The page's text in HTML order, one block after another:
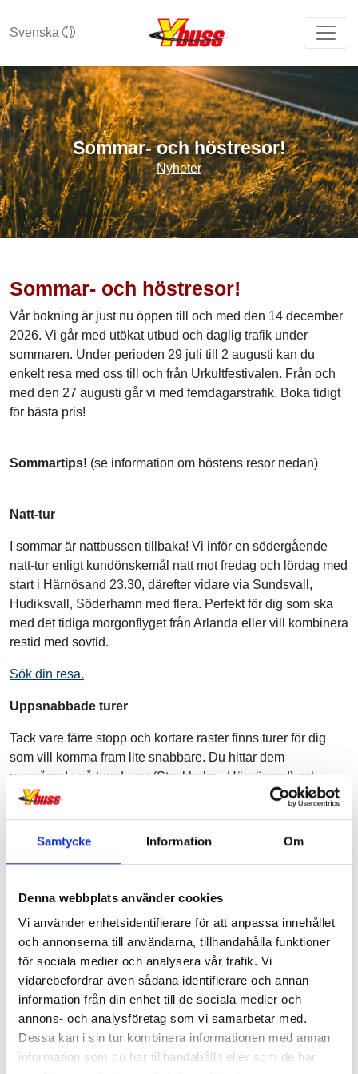
Samtycke Information Om
Denna webbplats använder cookies
Vi använder enhetsidentifierare för att anpassa innehållet
och annonserna till användarna, tillhandahålla funktioner
för sociala medier och analysera vår trafik. Vi
vidarebefordrar även sådana identifierare och annan
information från din enhet till de sociala medier och
annons- och analysföretag som vi samarbetar med.
Dessa kan i sin tur kombinera informationen med annan
information som du har tillhandahållit eller som de har
Svenska
Sommar- och höstresor!
Nyheter
Sommar- och höstresor!
Vår bokning är just nu öppen till och med den 14 december
2026. Vi går med utökat utbud och daglig trafik under
sommaren. Under perioden 29 juli till 2 augusti kan du
enkelt resa med oss till och från Urkultfestivalen. Från och
med den 27 augusti går vi med femdagarstrafik. Boka tidigt
för bästa pris!
Sommartips! (se information om höstens resor nedan)
Natt-tur
I sommar är nattbussen tillbaka! Vi inför en södergående
natt-tur enligt kundönskemål natt mot fredag och lördag med
start i Härnösand 23.30, därefter vidare via Sundsvall,
Hudiksvall, Söderhamn med flera. Perfekt för dig som ska
med det tidiga morgonflyget från Arlanda eller vill kombinera
restid med sovtid.
Sök din resa.
Uppsnabbade turer
Tack vare färre stopp och kortare raster finns turer för dig
som vill komma fram lite snabbare. Du hittar dem
norrgående på torsdagar (Stockholm - Härnösand) och
fredagar (Stockholm - Umeå) samt söndagar södergående
Sök din resa.
Under perioden 29 juli till 2 augusti kan du enkelt resa med
oss till och från Urkultfestivalen.
Klicka här för mer
information.
Sök din resa.
Extrainsatt tur
Måndag den 3 augusti finns en extra tur för dig som reser